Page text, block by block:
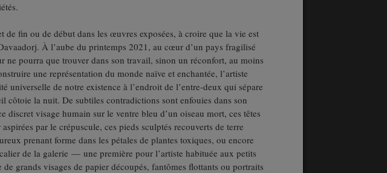
de fin ou de début dans les œuvres exposées, à croire que la vie est
À l’aube du printemps 2021, au cœur d’un pays fragilisé
ne pourra que trouver dans son travail, sinon un réconfort, au moins
une représentation du monde naïve et enchantée, l’artiste
universelle de notre existence à l’endroit de l’entre-deux qui sépare
côtoie la nuit. De subtiles contradictions sont enfouies dans son
discret visage humain sur le ventre bleu d’un oiseau mort, ces têtes
par le crépuscule, ces pieds sculptés recouverts de terre
prenant forme dans les pétales de plantes toxiques, ou encore
de la galerie — une première pour l’artiste habituée aux petits
grands visages de papier découpés, fantômes flottants ou portraits